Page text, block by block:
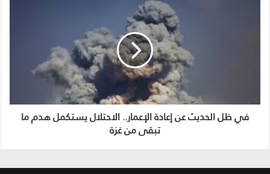
في ظل الحديث عن إعادة الإعمار.. الاحتلال يستكمل هدم ما
تبقى من غزة